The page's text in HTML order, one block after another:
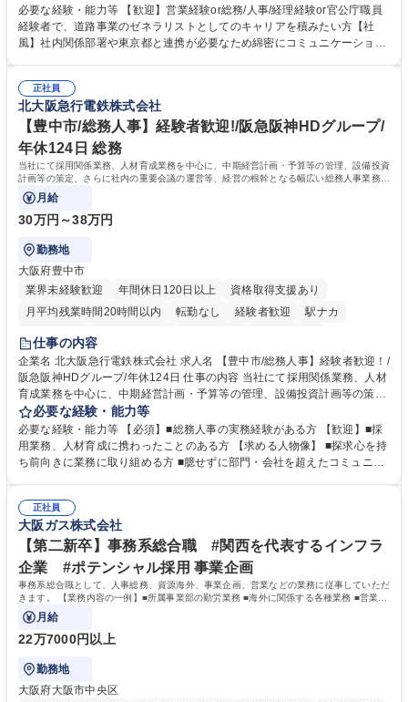
制度やキャリア支援が充実しております！ ※下記業務詳細 【業務詳細】■
管理部門：広報、人事、経理など当公社の運営に係る管理業務 ■収益部
門：駐車場の新規開拓、管理運営、新宿駅西口広場の「イベントコーナ
道路施設や道路工事現場の見学ツアー事業 ※入社後は上記いずれかの部門
へ配属。※業務内容変更の範囲：会社の定める業務 募集職種 【都庁グル
ープ】総合職（事務）◇残業月平均9時間未満／有給年平均16日取得
必要な経験・能力等 【歓迎】営業経験or総務/人事/経理経験or官公庁職員
経験者で、道路事業のゼネラリストとしてのキャリアを積みたい方【社
風】社内関係部署や東京都と連携が必要なため綿密にコミュニケーション
部門など多岐に渡る業務を経験できます。 ■様々なプロジェクト：駐車場
事業の他、新宿駅西口広場内に設置された照明を兼ねた広告「ブライトサ
イン」の管理運営を行うなど、事業収益を生み出す活動を積極的に行って
います。 学歴・資格 学歴：大学院 大学 高専 短大 専修学校 高校 語学力：
資格：
正社員
北大阪急行電鉄株式会社
【豊中市/総務人事】経験者歓迎!/阪急阪神HDグループ/
年休124日 総務
当社にて採用関係業務、人材育成業務を中心に、中期経営計画・予算等の管理、設備投資
計画等の策定、さらに社内の重要会議の運営等、経営の根幹となる幅広い総務人事業務全
般を担当していただきます。
月給
30万円～38万円
勤務地
大阪府豊中市
業界未経験歓迎
年間休日120日以上
資格取得支援あり
月平均残業時間20時間以内
転勤なし 経験者歓迎
駅ナカ
退職金あり
土日祝休み
服装自由 昼食補助あり 食事補助あり
仕事の内容
企業名 北大阪急行電鉄株式会社 求人名 【豊中市/総務人事】経験者歓迎！/
阪急阪神HDグループ/年休124日 仕事の内容 当社にて採用関係業務、人材
育成業務を中心に、中期経営計画・予算等の管理、設備投資計画等の策
定、さらに社内の重要会議の運営等、経営の根幹となる幅広い総務人事業
務全般を担当していただきます。 【主な業務内容】 ■採用関係業務および
人材育成(社員研修)業務の推進 ■中期経営計画および予算等の管理 ■設備
投資計画等の策定 ■社内の重要会議の運営 ■その他総務人事業務全般 【入
務人事】経験者歓迎！/阪急阪神HDグループ/年休124日
必要な経験・能力等
必要な経験・能力等 【必須】■総務人事の実務経験がある方 【歓迎】■採
用業務、人材育成に携わったことのある方 【求める人物像】 ■探求心を持
ち前向きに業務に取り組める方 ■臆せずに部門・会社を超えたコミュニケ
囲のメンバーと協調しつつ主体性を持って能動的に業務を推進できる方 学
歴・資格 学歴：大学院 大学 高専 短大 専修学校 高校 語学力： 資格：
正社員
大阪ガス株式会社
【第二新卒】事務系総合職 #関西を代表するインフラ
企業 #ポテンシャル採用 事業企画
事務系総合職として、人事総務、資源海外、事業企画、営業などの業務に従事していただ
きます。 【業務内容の一例】■所属事業部の勤労業務 ■海外に関係する各種業務 ■営業部
門の企画スタッフ、ルート営業
月給
22万7000円以上
勤務地
大阪府大阪市中央区